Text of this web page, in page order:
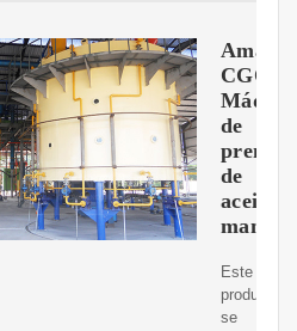
de
prensa
de
aceite
manual
Este
producto
se